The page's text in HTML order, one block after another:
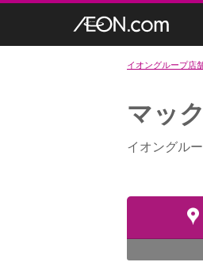
イオングループ店
マッ
イオングル